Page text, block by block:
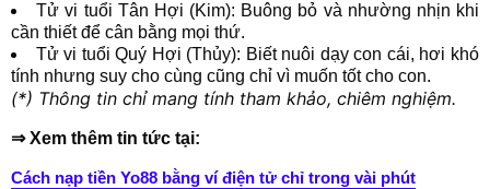
Tử vi tuổi Tân Hợi (Kim): Buông bỏ và nhường nhịn khi
cần thiết để cân bằng mọi thứ.
Tử vi tuổi Quý Hợi (Thủy): Biết nuôi dạy con cái, hơi khó
tính nhưng suy cho cùng cũng chỉ vì muốn tốt cho con.
(*) Thông tin chỉ mang tính tham khảo, chiêm nghiệm.
⇒ Xem thêm tin tức tại:
Cách nạp tiền Yo88 bằng ví điện tử chỉ trong vài phút